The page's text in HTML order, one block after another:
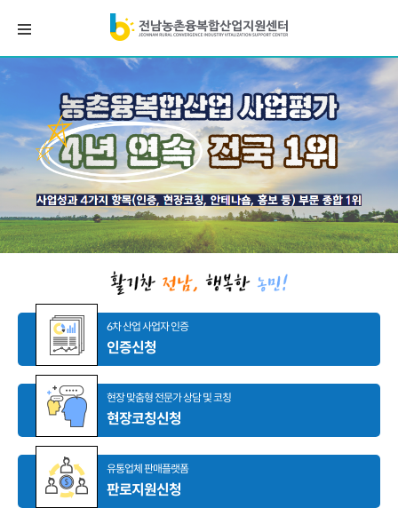
6차 산업 사업자 인증
인증신청
현장 맞춤형 전문가 상담 및 코칭
현장코칭신청
유통업체 판매플랫폼
판로지원신청